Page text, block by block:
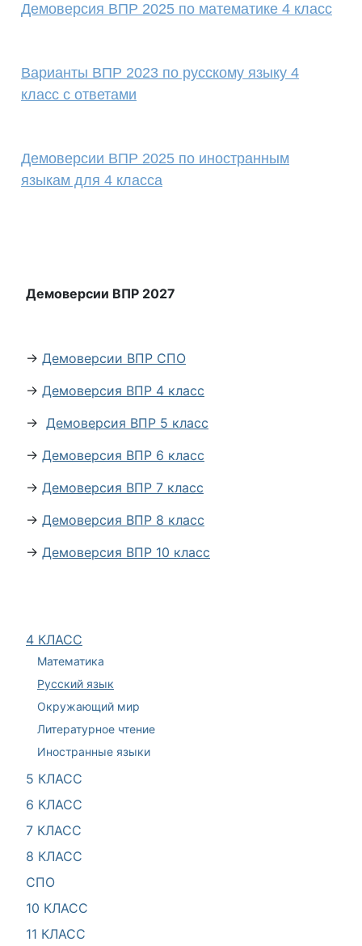
4 КЛАСС
Математика
Русский язык
Окружающий мир
Литературное чтение
Иностранные языки
5 КЛАСС
6 КЛАСС
7 КЛАСС
8 КЛАСС
СПО
10 КЛАСС
11 КЛАСС
Демоверсия ВПР 2025 по математике 4 класс
Варианты ВПР 2023 по русскому языку 4
класс с ответами
Демоверсии ВПР 2025 по иностранным
языкам для 4 класса
Демоверсии ВПР 2027
→ Демоверсии ВПР СПО
→ Демоверсия ВПР 4 класс
→ Демоверсия ВПР 5 класс
→ Демоверсия ВПР 6 класс
→ Демоверсия ВПР 7 класс
→ Демоверсия ВПР 8 класс
→ Демоверсия ВПР 10 класс